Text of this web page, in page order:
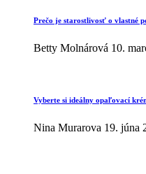
Prečo je starostlivosť o vlastné
Betty Molnárová 10.
Vyberte si ideálny opaľovací
Nina Murarova 19. júna